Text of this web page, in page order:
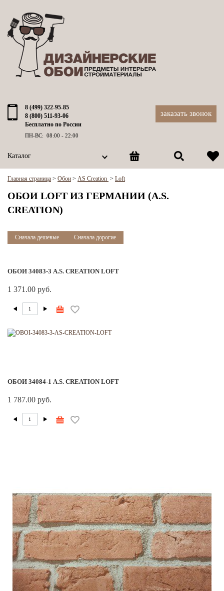
8 (499) 322-95-85
8 (800) 511-93-06
Бесплатно по России
ПН-ВС: 08:00 - 22:00
заказать звонок
Каталог
Главная страница > Обои > AS Creation > Loft
ОБОИ LOFT ИЗ ГЕРМАНИИ (A.S.
CREATION)
Сначала дешевые Сначала дорогие
ОБОИ 34083-3 A.S. CREATION LOFT
1 371.00 руб.
ОБОИ 34084-1 A.S. CREATION LOFT
1 787.00 руб.